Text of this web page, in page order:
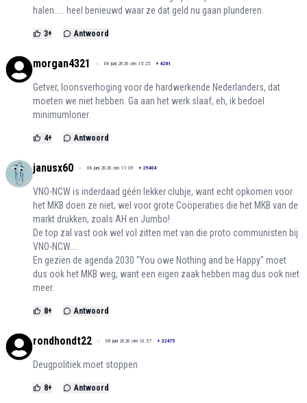
halen..... heel benieuwd waar ze dat geld nu gaan plunderen.
3+ Antwoord
morgan4321 08 juni 2026 om 15:25 + 4261
Getver, loonsverhoging voor de hardwerkende Nederlanders, dat
moeten we niet hebben. Ga aan het werk slaaf, eh, ik bedoel
minimumloner.
4+ Antwoord
janusx60 08 juni 2026 om 11:39 + 29404
VNO-NCW is inderdaad géén lekker clubje, want echt opkomen voor
het MKB doen ze niet, wel voor grote Coöperaties die het MKB van de
markt drukken, zoals AH en Jumbo!
De top zal vast ook wel vol zitten met van die proto communisten bij
VNO-NCW....
En gezien de agenda 2030 "You owe Nothing and be Happy" moet
dus ook het MKB weg, want een eigen zaak hebben mag dus ook niet
meer.
8+ Antwoord
rondhondt22 08 juni 2026 om 10:57 + 32475
Deugpolitiek moet stoppen
8+ Antwoord